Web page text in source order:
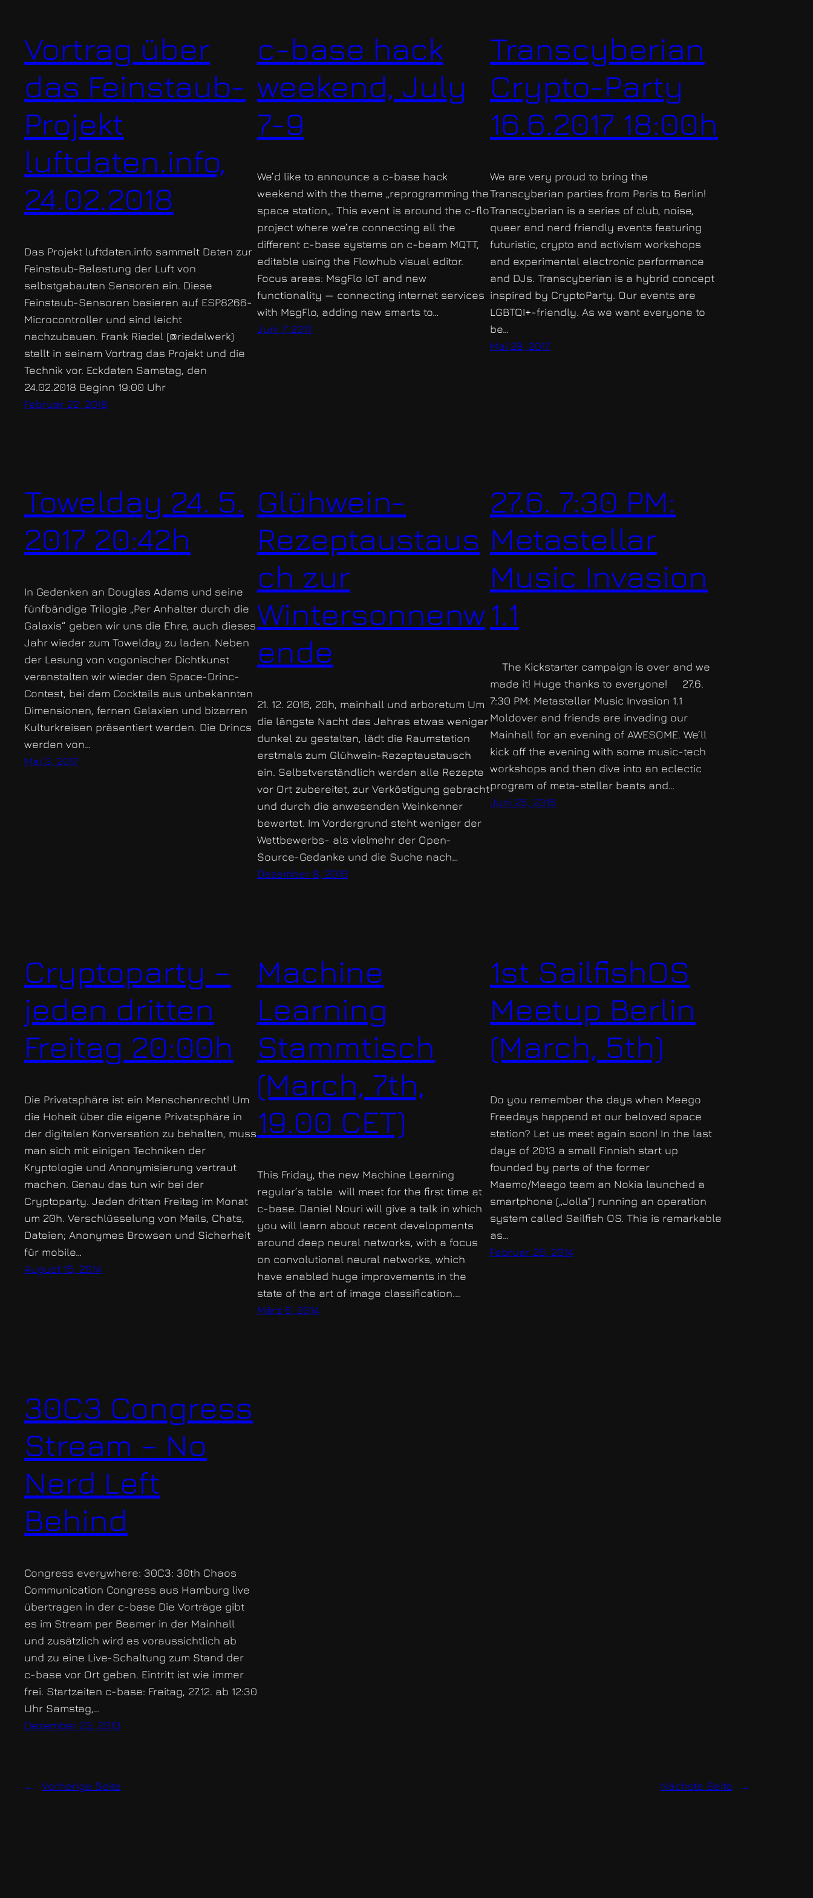
Vortrag über
das Feinstaub-
Projekt
luftdaten.info,
24.02.2018
Das Projekt luftdaten.info sammelt Daten zur
Feinstaub-Belastung der Luft von
selbstgebauten Sensoren ein. Diese
Feinstaub-Sensoren basieren auf ESP8266-
Microcontroller und sind leicht
nachzubauen. Frank Riedel (@riedelwerk)
stellt in seinem Vortrag das Projekt und die
Technik vor. Eckdaten Samstag, den
24.02.2018 Beginn 19:00 Uhr
Februar 22, 2018
c-base hack
weekend, July
7-9
We’d like to announce a c-base hack
weekend with the theme „reprogramming the
space station„. This event is around the c-flo
project where we’re connecting all the
different c-base systems on c-beam MQTT,
editable using the Flowhub visual editor.
Focus areas: MsgFlo IoT and new
functionality — connecting internet services
with MsgFlo, adding new smarts to…
Juni 7, 2017
Transcyberian
Crypto-Party
16.6.2017 18:00h
We are very proud to bring the
Transcyberian parties from Paris to Berlin!
Transcyberian is a series of club, noise,
queer and nerd friendly events featuring
futuristic, crypto and activism workshops
and experimental electronic performance
and DJs. Transcyberian is a hybrid concept
inspired by CryptoParty. Our events are
LGBTQI+-friendly. As we want everyone to
be…
Mai 28, 2017
Towelday 24. 5.
2017 20:42h
In Gedenken an Douglas Adams und seine
fünfbändige Trilogie „Per Anhalter durch die
Galaxis“ geben wir uns die Ehre, auch dieses
Jahr wieder zum Towelday zu laden. Neben
der Lesung von vogonischer Dichtkunst
veranstalten wir wieder den Space-Drinc-
Contest, bei dem Cocktails aus unbekannten
Dimensionen, fernen Galaxien und bizarren
Kulturkreisen präsentiert werden. Die Drincs
werden von…
Mai 3, 2017
Glühwein-
Rezeptaustaus
ch zur
Wintersonnenw
ende
21. 12. 2016, 20h, mainhall und arboretum Um
die längste Nacht des Jahres etwas weniger
dunkel zu gestalten, lädt die Raumstation
erstmals zum Glühwein-Rezeptaustausch
ein. Selbstverständlich werden alle Rezepte
vor Ort zubereitet, zur Verköstigung gebracht
und durch die anwesenden Weinkenner
bewertet. Im Vordergrund steht weniger der
Wettbewerbs- als vielmehr der Open-
Source-Gedanke und die Suche nach…
Dezember 8, 2016
27.6. 7:30 PM:
Metastellar
Music Invasion
1.1
The Kickstarter campaign is over and we
made it! Huge thanks to everyone! 27.6.
7:30 PM: Metastellar Music Invasion 1.1
Moldover and friends are invading our
Mainhall for an evening of AWESOME. We’ll
kick off the evening with some music-tech
workshops and then dive into an eclectic
program of meta-stellar beats and…
Juni 25, 2015
Cryptoparty –
jeden dritten
Freitag 20:00h
Die Privatsphäre ist ein Menschenrecht! Um
die Hoheit über die eigene Privatsphäre in
der digitalen Konversation zu behalten, muss
man sich mit einigen Techniken der
Kryptologie und Anonymisierung vertraut
machen. Genau das tun wir bei der
Cryptoparty. Jeden dritten Freitag im Monat
um 20h. Verschlüsselung von Mails, Chats,
Dateien; Anonymes Browsen und Sicherheit
für mobile…
August 15, 2014
Machine
Learning
Stammtisch
(March, 7th,
19.00 CET)
This Friday, the new Machine Learning
regular’s table will meet for the first time at
c-base. Daniel Nouri will give a talk in which
you will learn about recent developments
around deep neural networks, with a focus
on convolutional neural networks, which
have enabled huge improvements in the
state of the art of image classification.…
März 6, 2014
1st SailfishOS
Meetup Berlin
(March, 5th)
Do you remember the days when Meego
Freedays happend at our beloved space
station? Let us meet again soon! In the last
days of 2013 a small Finnish start up
founded by parts of the former
Maemo/Meego team an Nokia launched a
smartphone („Jolla“) running an operation
system called Sailfish OS. This is remarkable
as…
Februar 26, 2014
30C3 Congress
Stream – No
Nerd Left
Behind
Congress everywhere: 30C3: 30th Chaos
Communication Congress aus Hamburg live
übertragen in der c-base Die Vorträge gibt
es im Stream per Beamer in der Mainhall
und zusätzlich wird es voraussichtlich ab
und zu eine Live-Schaltung zum Stand der
c-base vor Ort geben. Eintritt ist wie immer
frei. Startzeiten c-base: Freitag, 27.12. ab 12:30
Uhr Samstag,…
Dezember 23, 2013
← Vorherige Seite Nächste Seite →